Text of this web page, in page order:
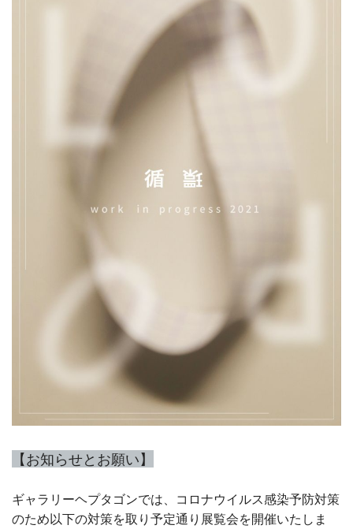
【お知らせとお願い】
ギャラリーヘプタゴンでは、コロナウイルス感染予防対策
のため以下の対策を取り予定通り展覧会を開催いたしま